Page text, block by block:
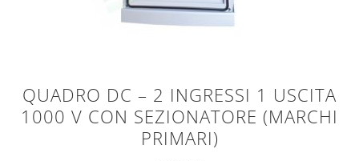
QUADRO DC – 2 INGRESSI 1 USCITA
1000 V CON SEZIONATORE (MARCHI
PRIMARI)